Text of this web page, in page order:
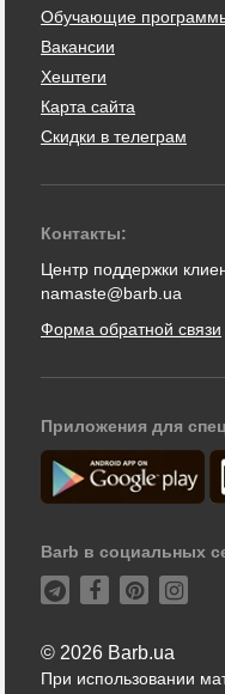
Обучающие
Вакансии
Хештеги
Карта сайта
Скидки в телеграм
Контакты:
Центр поддержки
namaste@barb.ua
Форма обратной связи
Приложения для
Barb в социальных
© 2026 Barb.ua
При использовании